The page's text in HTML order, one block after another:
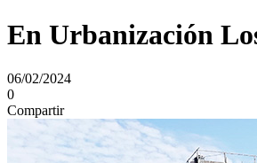
En Urbanización
06/02/2024
0
Compartir